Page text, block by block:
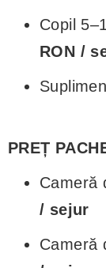
Copil
RON /
PREȚ
Cameră
/ sejur
Cameră